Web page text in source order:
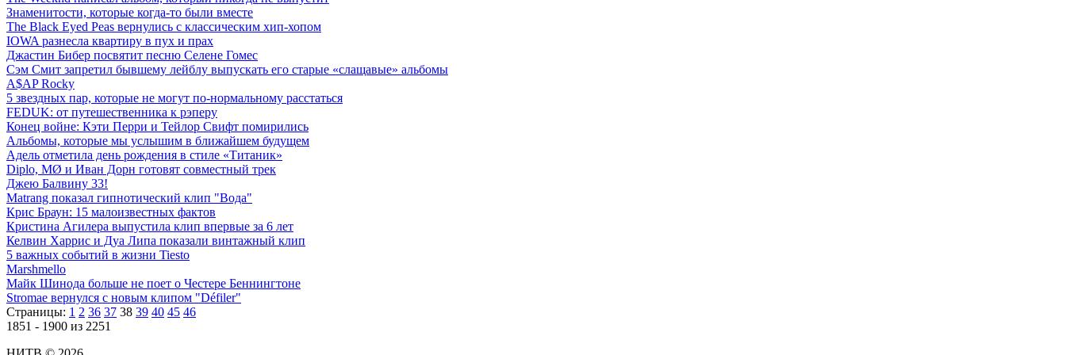
Знаменитости, которые когда-то были вместе
The Black Eyed Peas вернулись с классическим хип-хопом
IOWA разнесла квартиру в пух и прах
Джастин Бибер посвятит песню Селене Гомес
Сэм Смит запретил бывшему лейблу выпускать его старые «слащавые» альбомы
A$AP Rocky
5 звездных пар, которые не могут по-нормальному расстаться
FEDUK: от путешественника к рэперу
Конец войне: Кэти Перри и Тейлор Свифт помирились
Альбомы, которые мы услышим в ближайшем будущем
Адель отметила день рождения в стиле «Титаник»
Diplo, MØ и Иван Дорн готовят совместный трек
Джею Балвину 33!
Matrang показал гипнотический клип "Вода"
Крис Браун: 15 малоизвестных фактов
Кристина Агилера выпустила клип впервые за 6 лет
Келвин Харрис и Дуа Липа показали винтажный клип
5 важных событий в жизни Tiesto
Marshmello
Майк Шинода больше не поет о Честере Беннингтоне
Stromae вернулся с новым клипом "Défiler"
Страницы: 1 2 36 37 38 39 40 45 46
1851 - 1900 из 2251